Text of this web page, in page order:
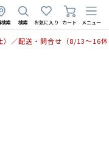
索 検索 お気に入り カート メニュー
）／配送・問合せ（8/13〜16休